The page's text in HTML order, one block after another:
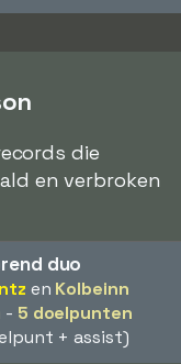
die
en verbroken
duo
en Kolbeinn
- 5 doelpunten
+ assist)